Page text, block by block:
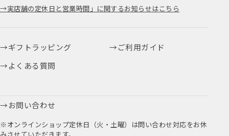
実店舗の定休日と営業時間」に関するお知らせはこちら
ギフトラッピング
ご利用ガイド
よくある質問
お問い合わせ
※オンラインショップ定休日（火・土曜）は問い合わせ対応をお休